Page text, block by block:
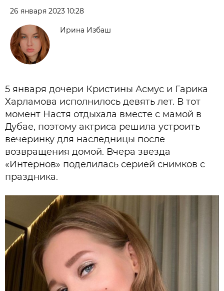
26 января 2023 10:28
Ирина Избаш
5 января дочери Кристины Асмус и Гарика
Харламова исполнилось девять лет. В тот
момент Настя отдыхала вместе с мамой в
Дубае, поэтому актриса решила устроить
вечеринку для наследницы после
возвращения домой. Вчера звезда
«Интернов» поделилась серией снимков с
праздника.